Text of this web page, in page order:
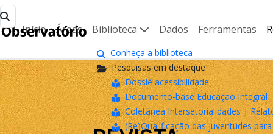
Início Áreas Biblioteca
Conheça a biblioteca
Pesquisas em destaque
Dossiê acessibilidade
Documento-base Educação Integral
Coletânea Intersetorialidades |
(Re)Qualificação das juventudes
Dados Ferramentas